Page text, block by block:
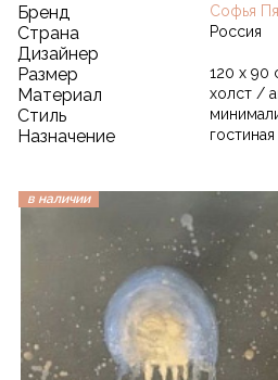
Бренд Софья
Страна Россия
Дизайнер
Размер
120 х 90
Материал холст /
Стиль
Назначение гостиная
в наличии